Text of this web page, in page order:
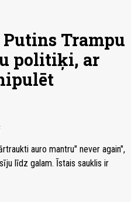
Putins Trampu
politiķi, ar
auro mantru" never again",
līdz galam. Īstais sauklis ir